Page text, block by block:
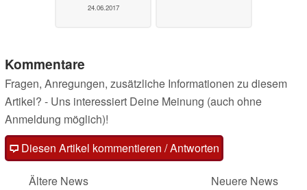
24.06.2017
Kommentare
Fragen, Anregungen, zusätzliche Informationen zu diesem
Artikel? - Uns interessiert Deine Meinung (auch ohne
Anmeldung möglich)!
Diesen Artikel kommentieren / Antworten
Ältere News
Neuere News